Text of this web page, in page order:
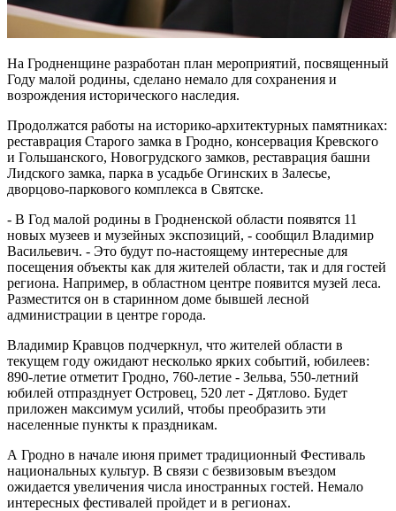
На Гродненщине разработан план мероприятий, посвященный
Году малой родины, сделано немало для сохранения и
возрождения исторического наследия.
Продолжатся работы на историко-архитектурных памятниках:
реставрация Старого замка в Гродно, консервация Кревского
и Гольшанского, Новогрудского замков, реставрация башни
Лидского замка, парка в усадьбе Огинских в Залесье,
дворцово-паркового комплекса в Святске.
- В Год малой родины в Гродненской области появятся 11
новых музеев и музейных экспозиций, - сообщил Владимир
Васильевич. - Это будут по-настоящему интересные для
посещения объекты как для жителей области, так и для гостей
региона. Например, в областном центре появится музей леса.
Разместится он в старинном доме бывшей лесной
администрации в центре города.
Владимир Кравцов подчеркнул, что жителей области в
текущем году ожидают несколько ярких событий, юбилеев:
890-летие отметит Гродно, 760-летие - Зельва, 550-летний
юбилей отпразднует Островец, 520 лет - Дятлово. Будет
приложен максимум усилий, чтобы преобразить эти
населенные пункты к праздникам.
А Гродно в начале июня примет традиционный Фестиваль
национальных культур. В связи с безвизовым въездом
ожидается увеличения числа иностранных гостей. Немало
интересных фестивалей пройдет и в регионах.